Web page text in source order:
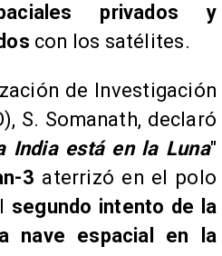
privados y
con los satélites.
de Investigación
S. Somanath, declaró
India está en la Luna"
3 aterrizó en el polo
segundo intento de la
nave espacial en la